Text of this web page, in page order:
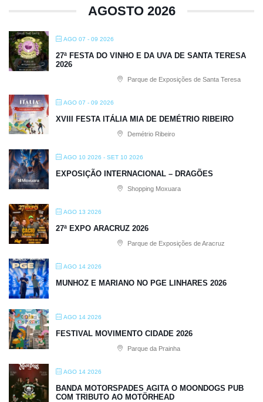
AGOSTO 2026
AGO 07 - 09 2026
27ª FESTA DO VINHO E DA UVA DE SANTA TERESA
2026
Parque de Exposições de Santa Teresa
AGO 07 - 09 2026
XVIII FESTA ITÁLIA MIA DE DEMÉTRIO RIBEIRO
Demétrio Ribeiro
AGO 10 2026 - SET 10 2026
EXPOSIÇÃO INTERNACIONAL – DRAGÕES
Shopping Moxuara
AGO 13 2026
27ª EXPO ARACRUZ 2026
Parque de Exposições de Aracruz
AGO 14 2026
MUNHOZ E MARIANO NO PGE LINHARES 2026
AGO 14 2026
FESTIVAL MOVIMENTO CIDADE 2026
Parque da Prainha
AGO 14 2026
BANDA MOTORSPADES AGITA O MOONDOGS PUB
COM TRIBUTO AO MOTÖRHEAD